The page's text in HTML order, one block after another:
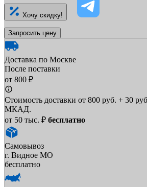
Хочу скидку!
Запросить цену
Доставка по Москве
После поставки
от 800 ₽
Стоимость доставки от 800 руб. + 30
МКАД.
от 50 тыс. ₽ бесплатно
Самовывоз
г. Видное МО
бесплатно